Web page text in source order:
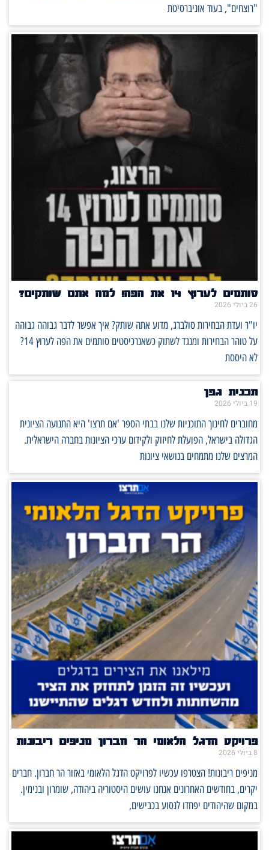
"רוצחים", בעוד אוניברסיטת
סותמים לערוץ 14 את הפה! למה אתם שותקים?
26 ביולי 2026
יו"ר ועדת הבחירות סולברג, מדוע אתה שותק? איך אפשר לדבר גבוהה גבוהה
על טוהר הבחירות ומנגד לשתוק כשאנרכיסטים סותמים את הפה לערוץ 14?
לא היססת
תכנית גפן
19 ביולי 2026
מחוברים לחינוך התוכניות שלנו בבתי הספר 'אם תרצו' היא התנועה הציונית
הגדולה בישראל, הפועלת לחיזוק ולקידום ערכי הציונות בחברה הישראלית.
המרצים שלנו מתמחים בנושאי ציונות
פרויקט הדגל הלאומי הר חברון מניפים ריבונות
8 ביולי 2026
מניפים ריבונות! הצטרפו עכשיו לפרויקט הדגל הלאומי באזור הר חברון. חברים
יקרים, בחודשים האחרונים אנחנו עושים היסטוריה ביהודה, שומרון ובנימין.
במקום שהיהודים יפחדו לנסוע בכבישים,